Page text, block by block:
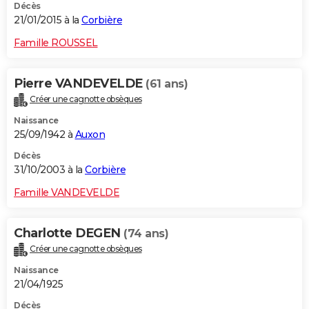
Décès
21/01/2015 à la Corbière
Famille ROUSSEL
Pierre VANDEVELDE (61 ans)
Créer une cagnotte obsèques
Naissance
25/09/1942 à Auxon
Décès
31/10/2003 à la Corbière
Famille VANDEVELDE
Charlotte DEGEN (74 ans)
Créer une cagnotte obsèques
Naissance
21/04/1925
Décès